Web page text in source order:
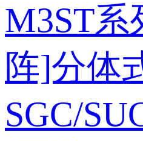
M3ST系
阵]分体
SGC/